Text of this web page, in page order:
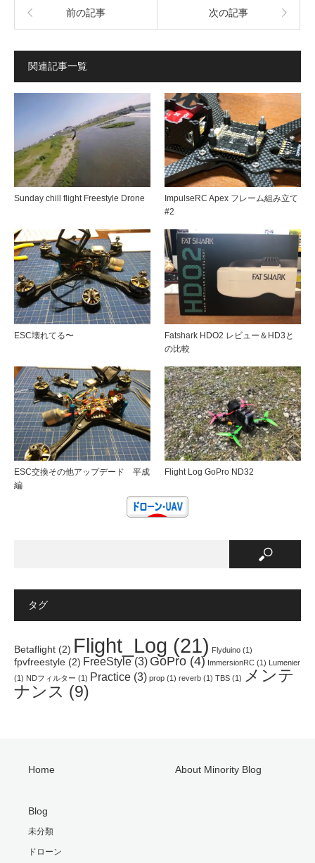
前の記事 次の記事
関連記事一覧
Sunday chill flight Freestyle Drone
ImpulseRC Apex フレーム組み立て
#2
ESC壊れてる〜
Fatshark HDO2 レビュー＆HD3と
の比較
ESC交換その他アップデード 平成
編
Flight Log GoPro ND32
タグ
Betaflight (2) Flight_Log (21) Flyduino (1)
fpvfreestyle (2) FreeStyle (3) GoPro (4) ImmersionRC (1) Lumenier
(1) NDフィルター (1) Practice (3) prop (1) reverb (1) TBS (1) メンテ
ナンス (9)
Home About Minority Blog
Blog
未分類
ドローン